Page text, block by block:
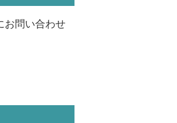
お問い合わせ